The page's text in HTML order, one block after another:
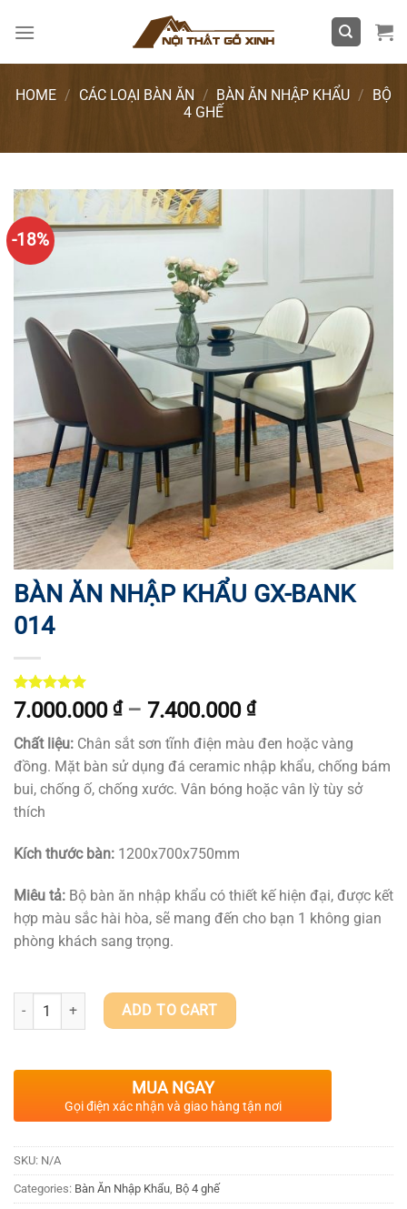
HOME / CÁC LOẠI BÀN ĂN / BÀN ĂN NHẬP KHẨU / BỘ
4 GHẾ
-18%
BÀN ĂN NHẬP KHẨU GX-BANK
014
Rated5.00
out of 5
1
customer
rating
7.000.000 ₫– 7.400.000 ₫
Chất liệu: Chân sắt sơn tĩnh điện màu đen hoặc vàng
đồng. Mặt bàn sử dụng đá ceramic nhập khẩu, chống bám
bui, chống ố, chống xước. Vân bóng hoặc vân lỳ tùy sở
thích
Kích thước bàn: 1200x700x750mm
Miêu tả: Bộ bàn ăn nhập khẩu có thiết kế hiện đại, được kết
hợp màu sắc hài hòa, sẽ mang đến cho bạn 1 không gian
phòng khách sang trọng.
BÀN ĂN NHẬP KHẨU GX-BANK 014 quantity
ADD TO CART
MUA NGAY
Gọi điện xác nhận và giao hàng tận nơi
SKU: N/A
Categories: Bàn Ăn Nhập Khẩu, Bộ 4 ghế